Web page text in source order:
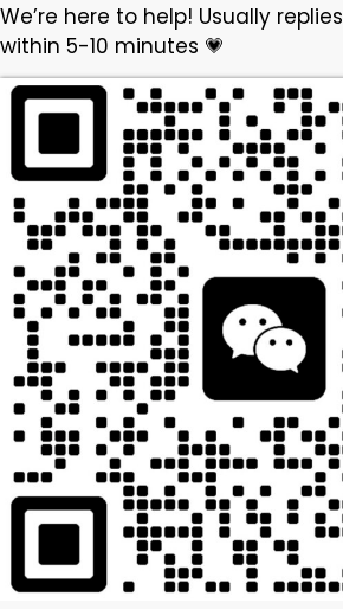
We’re here to help! Usually replies
within 5-10 minutes 💗